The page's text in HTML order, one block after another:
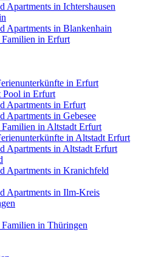
Apartments in Ichtershausen
Apartments in Blankenhain
in Erfurt
in Erfurt
Pool in Erfurt
Apartments in Erfurt
Apartments in Gebesee
in Altstadt Erfurt
in Altstadt Erfurt
Apartments in Altstadt Erfurt
Apartments in Kranichfeld
Apartments in Ilm-Kreis
in Thüringen